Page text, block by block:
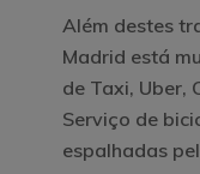
Além destes
Madrid está
de Taxi, Uber,
Serviço de
espalhadas